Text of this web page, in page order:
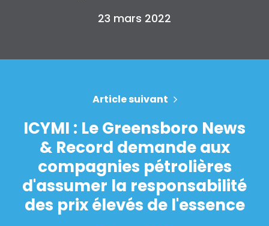
Travailler avec nous
Faire un don
23 mars 2022
Article suivant
ICYMI : Le Greensboro News
& Record demande aux
compagnies pétrolières
d'assumer la responsabilité
des prix élevés de l'essence